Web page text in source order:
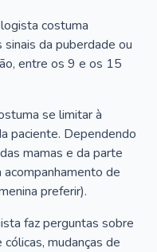
costuma
da puberdade ou
entre os 9 e os 15
se limitar à
paciente. Dependendo
mamas e da parte
de
preferir).
faz perguntas sobre
mudanças de